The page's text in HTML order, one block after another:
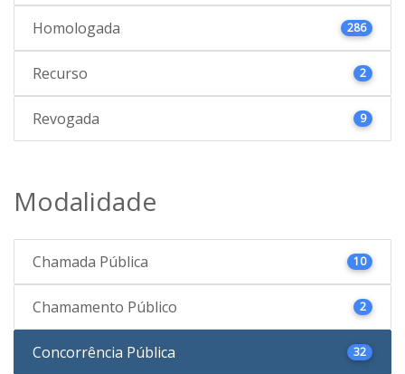
Homologada 286
Recurso 2
Revogada 9
Modalidade
Chamada Pública 10
Chamamento Público 2
Concorrência Pública 32